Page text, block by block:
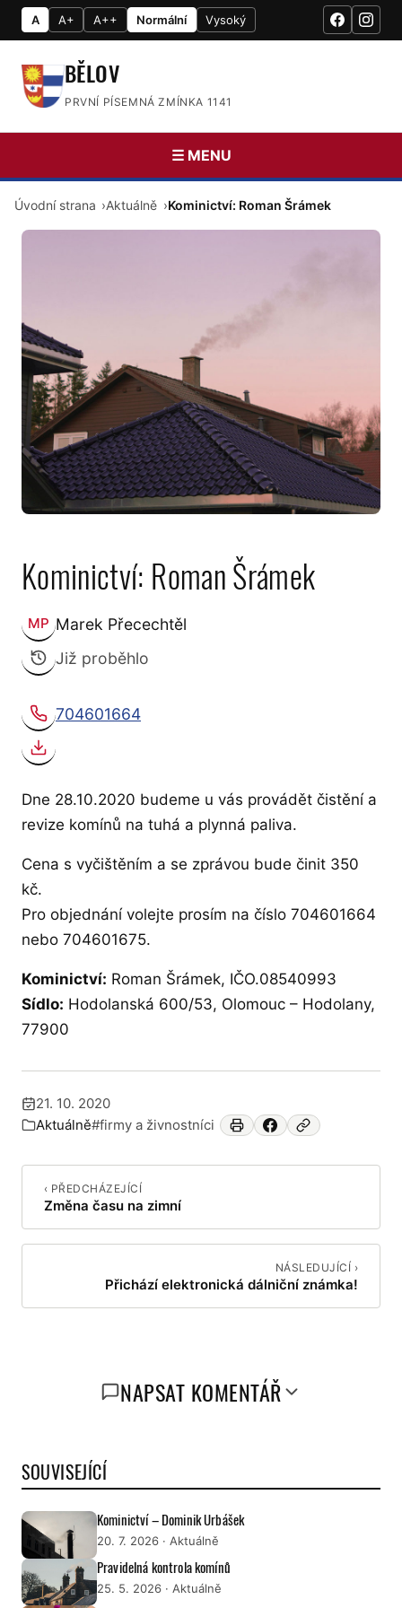
A A+ A++ Normální Vysoký
BĚLOV
PRVNÍ PÍSEMNÁ ZMÍNKA 1141
☰ MENU
Úvodní strana Aktuálně Kominictví: Roman Šrámek
Kominictví: Roman Šrámek
MP Zveřejnil:
Marek Přecechtěl
Již proběhlo
Telefon:
704601664
Stáhnout kontakt (vCard)
Dne 28.10.2020 budeme u vás provádět čistění a
revize komínů na tuhá a plynná paliva.
Cena s vyčištěním a se zprávou bude činit 350
kč.
Pro objednání volejte prosím na číslo 704601664
nebo 704601675.
Kominictví: Roman Šrámek, IČO.08540993
Sídlo: Hodolanská 600/53, Olomouc – Hodolany,
77900
Publikováno:
21. 10. 2020
Zařazeno v:
Aktuálně#firmy a živnostníci
‹ PŘEDCHÁZEJÍCÍ
Změna času na zimní
NÁSLEDUJÍCÍ ›
Přichází elektronická dálniční známka!
NAPSAT KOMENTÁŘ
SOUVISEJÍCÍ
Kominictví – Dominik Urbášek
20. 7. 2026 · Aktuálně
Pravidelná kontrola komínů
25. 5. 2026 · Aktuálně